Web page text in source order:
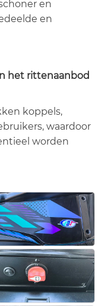
en
en
het rittenaanbod
koppels,
waardoor
worden